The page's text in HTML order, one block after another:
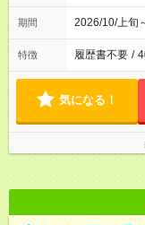
期間 2026/10/上旬
特徴 履歴書不要 /
気になる！